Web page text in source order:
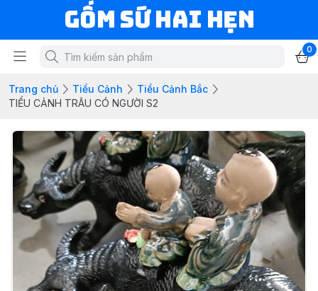
Gốm Sứ Hai Hẹn
0
Trang chủ Tiểu Cảnh
Tiểu Cảnh Bắc
TIỂU CẢNH TRÂU CÓ NGƯỜI S2